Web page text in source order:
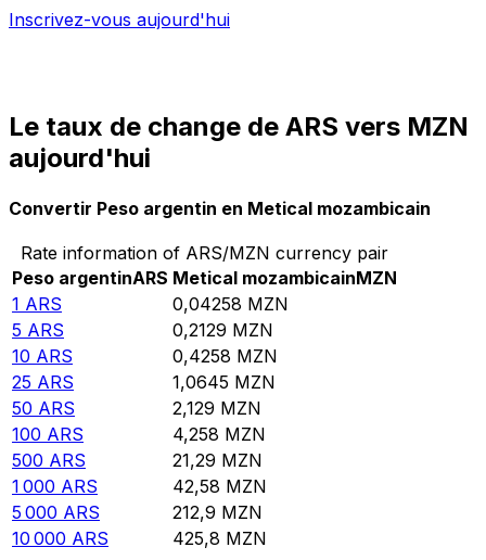
Inscrivez-vous aujourd'hui
Le taux de change de ARS vers MZN
aujourd'hui
Convertir Peso argentin en Metical mozambicain
Rate information of ARS/MZN currency pair
Peso argentinARS Metical mozambicainMZN
1 ARS 0,04258 MZN
5 ARS 0,2129 MZN
10 ARS 0,4258 MZN
25 ARS 1,0645 MZN
50 ARS 2,129 MZN
100 ARS 4,258 MZN
500 ARS 21,29 MZN
1 000 ARS 42,58 MZN
5 000 ARS 212,9 MZN
10 000 ARS 425,8 MZN